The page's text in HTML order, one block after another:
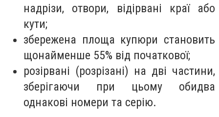
надрізи, отвори, відірвані краї або
кути;
збережена площа купюри становить
щонайменше 55% від початкової;
розірвані (розрізані) на дві частини,
зберігаючи при цьому обидва
однакові номери та серію.